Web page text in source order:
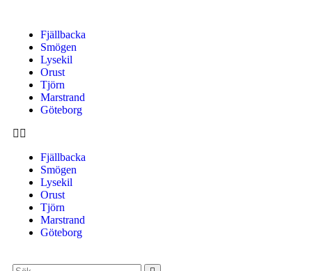
Fjällbacka
Smögen
Lysekil
Orust
Tjörn
Marstrand
Göteborg
Fjällbacka
Smögen
Lysekil
Orust
Tjörn
Marstrand
Göteborg